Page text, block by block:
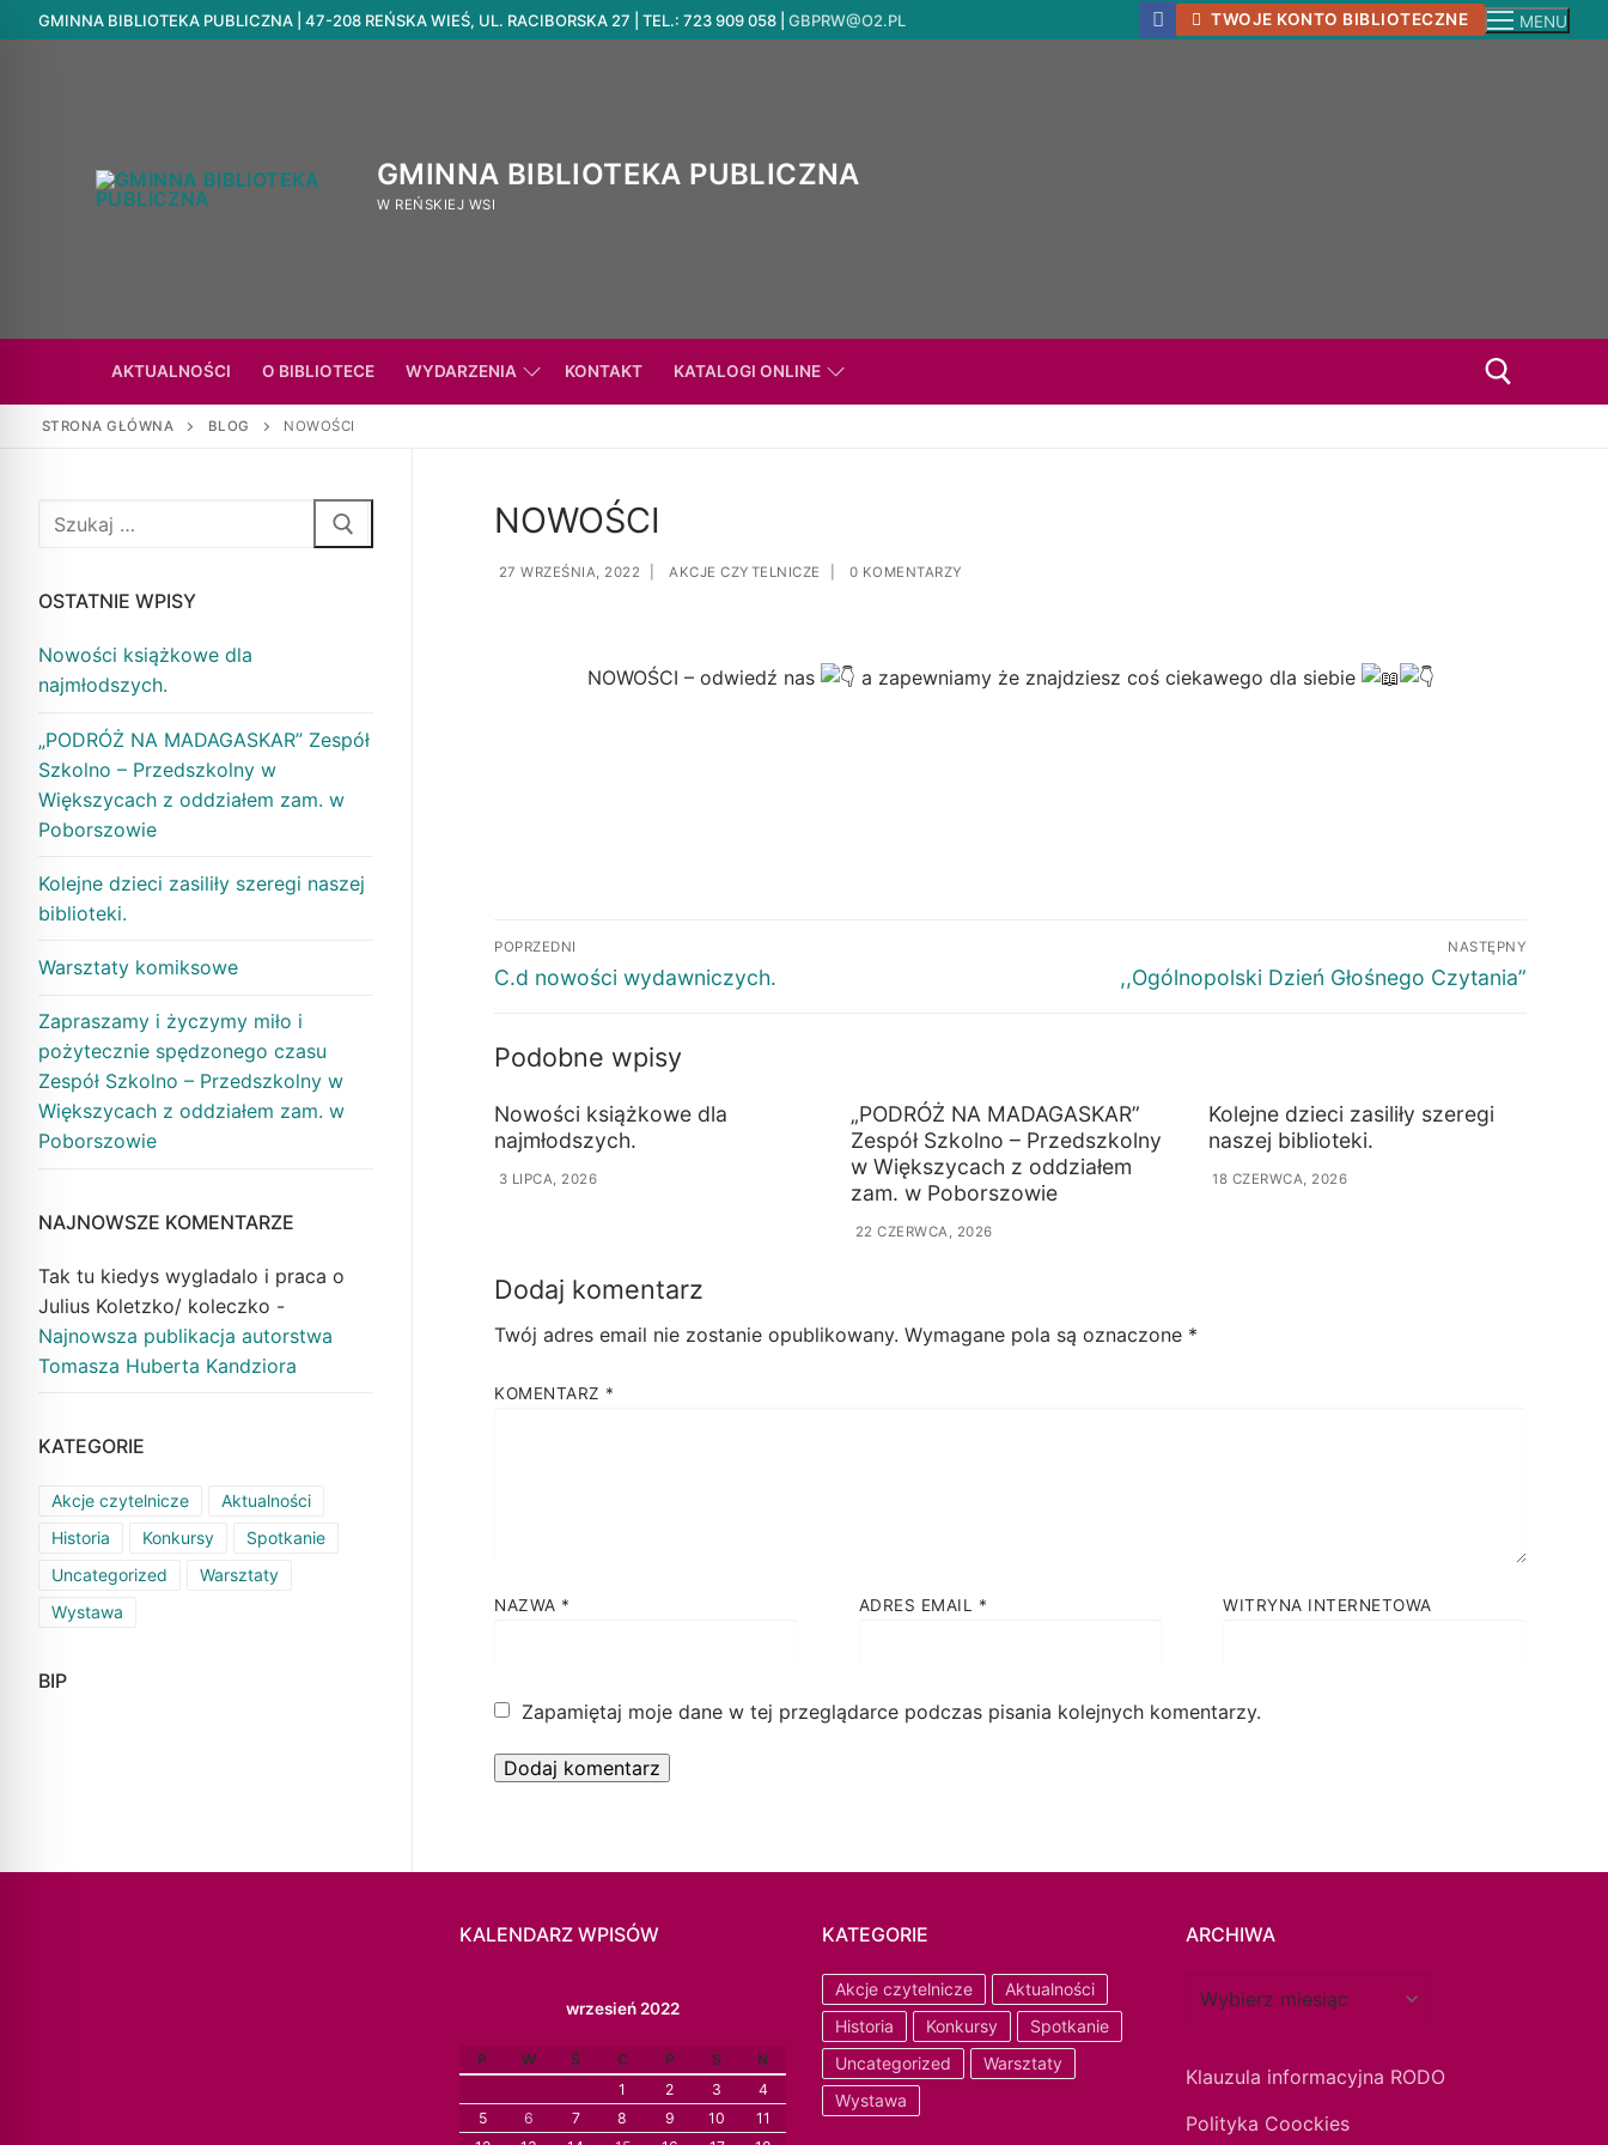
GMINNA BIBLIOTEKA PUBLICZNA | 47-208 REŃSKA WIEŚ, UL. RACIBORSKA 27 | TEL.: 723 909 058 | GBPRW@O2.PL TWOJE KONTO BIBLIOTECZNE MENU
GMINNA BIBLIOTEKA PUBLICZNA
W REŃSKIEJ WSI
AKTUALNOŚCI O BIBLIOTECE WYDARZENIA KONTAKT KATALOGI ONLINE
STRONA GŁÓWNA BLOG NOWOŚCI
NOWOŚCI
27 WRZEŚNIA, 2022 AKCJE CZYTELNICZE 0 KOMENTARZY
NOWOŚCI – odwiedź nas a zapewniamy że znajdziesz coś ciekawego dla siebie
POPRZEDNI
C.d nowości wydawniczych.
NASTĘPNY
,,Ogólnopolski Dzień Głośnego Czytania”
Podobne wpisy
Nowości książkowe dla
najmłodszych.
3 LIPCA, 2026
„PODRÓŻ NA MADAGASKAR”
Zespół Szkolno – Przedszkolny
w Większycach z oddziałem
zam. w Poborszowie
22 CZERWCA, 2026
Kolejne dzieci zasiliły szeregi
naszej biblioteki.
18 CZERWCA, 2026
Dodaj komentarz
Twój adres email nie zostanie opublikowany. Wymagane pola są oznaczone *
KOMENTARZ *
NAZWA * ADRES EMAIL * WITRYNA INTERNETOWA
Zapamiętaj moje dane w tej przeglądarce podczas pisania kolejnych komentarzy.
OSTATNIE WPISY
Nowości książkowe dla
najmłodszych.
„PODRÓŻ NA MADAGASKAR” Zespół
Szkolno – Przedszkolny w
Większycach z oddziałem zam. w
Poborszowie
Kolejne dzieci zasiliły szeregi naszej
biblioteki.
Warsztaty komiksowe
Zapraszamy i życzymy miło i
pożytecznie spędzonego czasu
Zespół Szkolno – Przedszkolny w
Większycach z oddziałem zam. w
Poborszowie
NAJNOWSZE KOMENTARZE
Tak tu kiedys wygladalo i praca o
Julius Koletzko/ koleczko -
Najnowsza publikacja autorstwa
Tomasza Huberta Kandziora
KATEGORIE
Akcje czytelnicze
Aktualności
Historia
Konkursy
Spotkanie
Uncategorized
Warsztaty
Wystawa
BIP
KALENDARZ WPISÓW
wrzesień 2022
P W Ś C P S
N
1
2 3
4
5
6 7 8 9 10
11
KATEGORIE
Akcje czytelnicze
Aktualności
Historia
Konkursy
Spotkanie
Uncategorized
Warsztaty
Wystawa
ARCHIWA
Klauzula informacyjna RODO
Polityka Coockies